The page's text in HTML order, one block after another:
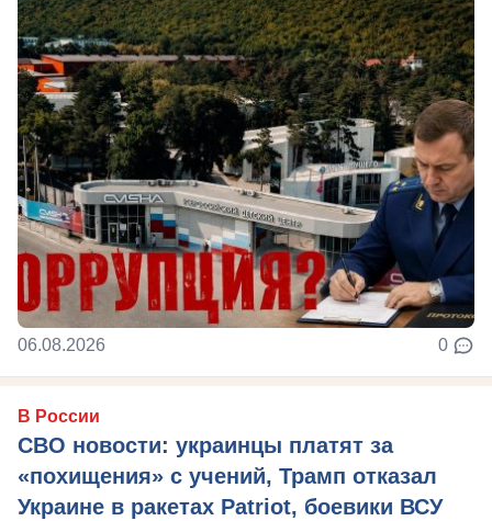
06.08.2026 0
В России
СВО новости: украинцы платят за
«похищения» с учений, Трамп отказал
Украине в ракетах Patriot, боевики ВСУ